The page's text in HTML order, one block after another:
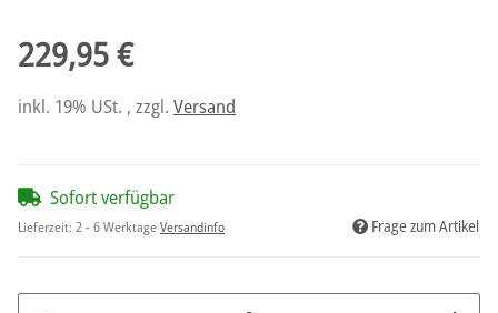
229,95 €
inkl. 19% USt. , zzgl. Versand
Sofort verfügbar
Lieferzeit: 2 - 6 WerktageVersandinfo Frage zum Artikel